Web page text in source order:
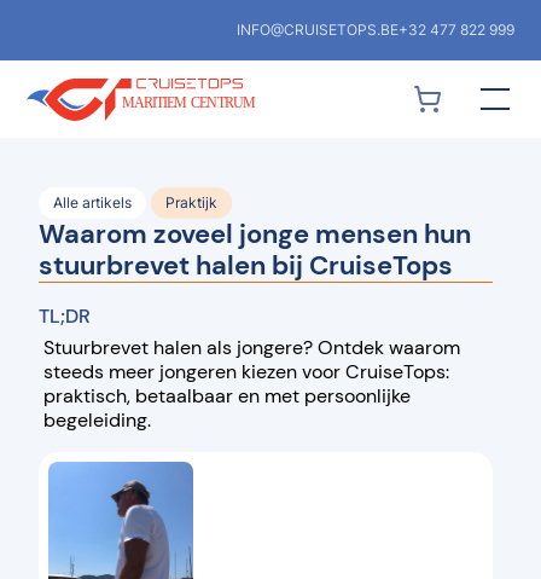
INFO@CRUISETOPS.BE+32 477 822 999
Alle artikels Praktijk
Waarom zoveel jonge mensen hun
stuurbrevet halen bij CruiseTops
TL;DR
Stuurbrevet halen als jongere? Ontdek waarom
steeds meer jongeren kiezen voor CruiseTops:
praktisch, betaalbaar en met persoonlijke
begeleiding.